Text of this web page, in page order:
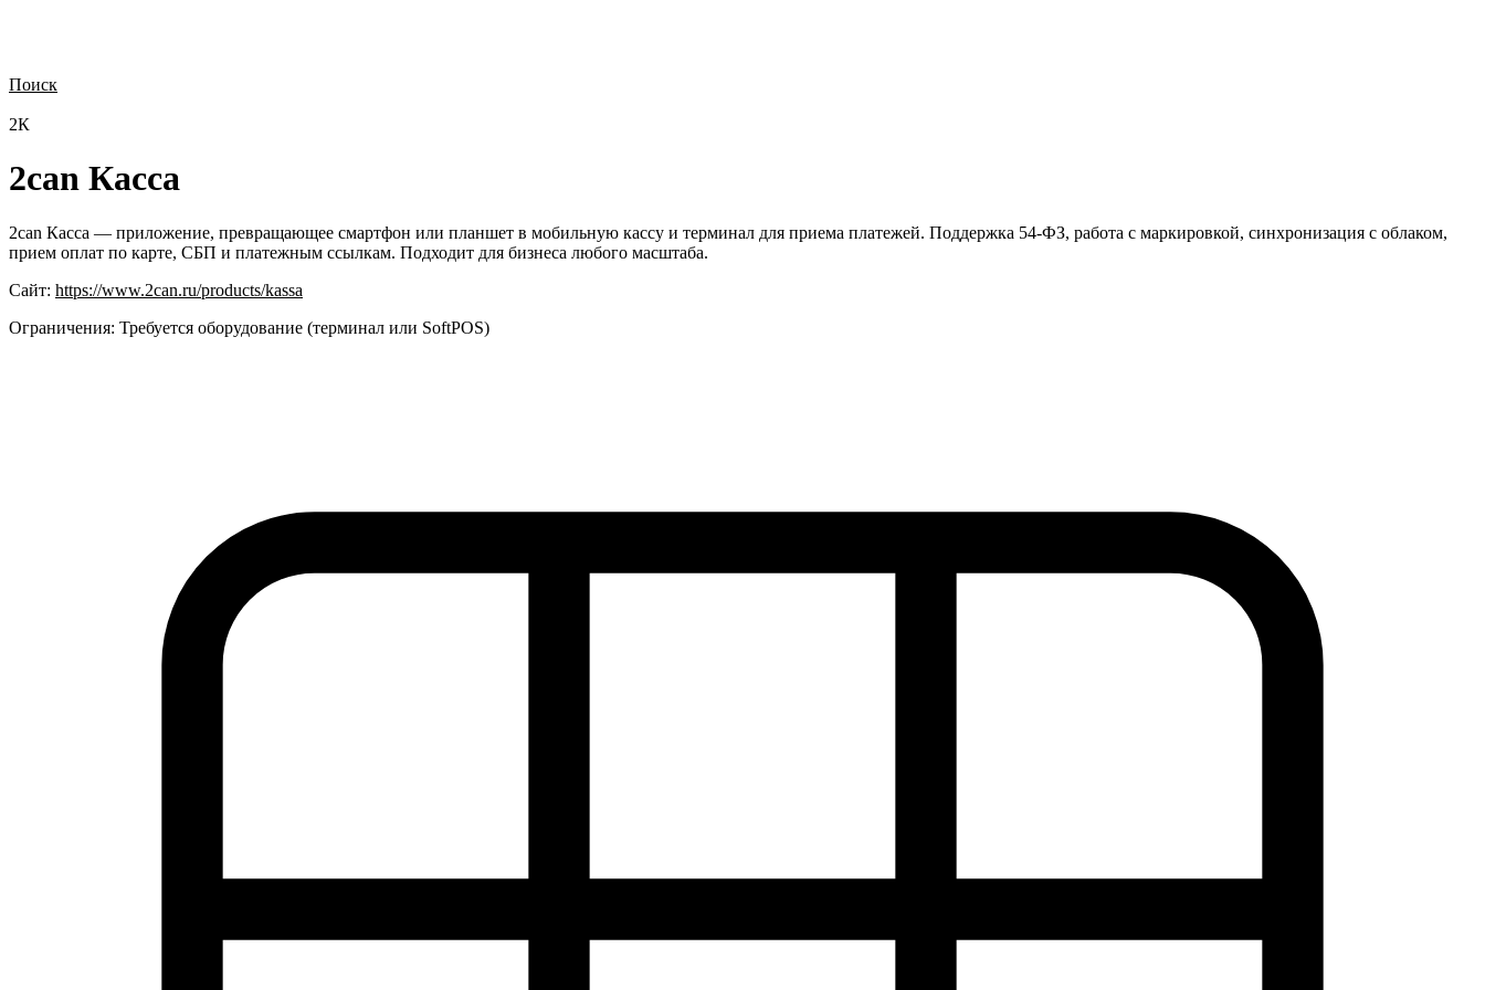
Поиск
2К
2can Касса
2can Касса — приложение, превращающее смартфон или планшет в мобильную кассу и терминал для приема платежей. Поддержка 54-ФЗ, работа с маркировкой, синхронизация с облаком,
прием оплат по карте, СБП и платежным ссылкам. Подходит для бизнеса любого масштаба.
Сайт: https://www.2can.ru/products/kassa
Ограничения: Требуется оборудование (терминал или SoftPOS)